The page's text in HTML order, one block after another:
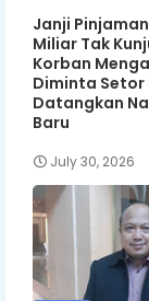
Janji
Miliar Tak
Korban
Diminta Setor
Datangkan
Baru
July 30, 2026